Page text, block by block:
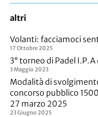
altri
Volanti: facciamoci
17 Ottobre 2025
3° torneo di Padel
3 Maggio 2023
Modalità di
concorso pubblico
27 marzo 2025
23 Giugno 2025